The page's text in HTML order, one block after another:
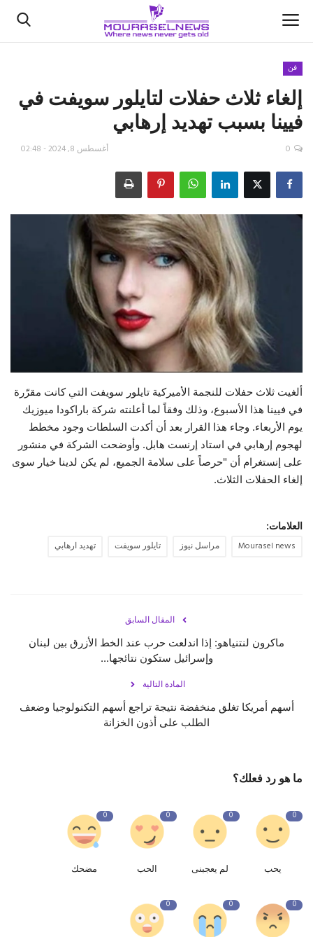
الأخبار
كتّابنا
اقتصاد
علوم وتكنولوجيا
فن
إلغاء ثلاث حفلات لتايلور سويفت في
فيينا بسبب تهديد إرهابي
أغسطس 8, 2024 - 02:48 0
ألغيت ثلاث حفلات للنجمة الأميركية تايلور سويفت التي كانت مقرّرة
في فيينا هذا الأسبوع، وذلك وفقاً لما أعلنته شركة باراكودا ميوزيك
يوم الأربعاء. وجاء هذا القرار بعد أن أكدت السلطات وجود مخطط
لهجوم إرهابي في استاد إرنست هابل. وأوضحت الشركة في منشور
على إنستغرام أن "حرصاً على سلامة الجميع، لم يكن لدينا خيار سوى
إلغاء الحفلات الثلاث.
العلامات:
Mourasel news مراسل نيوز تايلور سويفت تهديد ارهابي
المقال السابق
ماكرون لنتنياهو: إذا اندلعت حرب عند الخط الأزرق بين لبنان
وإسرائيل ستكون نتائجها...
المادة التالية
أسهم أمريكا تغلق منخفضة نتيجة تراجع أسهم التكنولوجيا وضعف
الطلب على أذون الخزانة
ما هو رد فعلك؟
0
يحب
0
لم يعجبنى
0
الحب
0
مضحك
0
0
0